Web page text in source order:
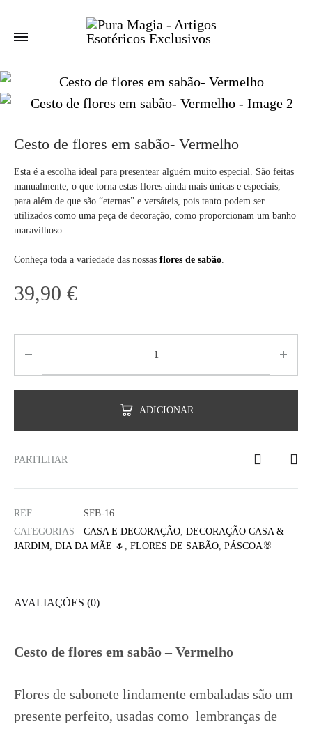
Cesto de flores em sabão- Vermelho
Esta é a escolha ideal para presentear alguém muito especial. São feitas
manualmente, o que torna estas flores ainda mais únicas e especiais,
para além de que são “eternas” e versáteis, pois tanto podem ser
utilizados como uma peça de decoração, como proporcionam um banho
maravilhoso.
Conheça toda a variedade das nossas flores de sabão.
39,90 €
ADICIONAR
PARTILHAR
REF
SFB-16
CATEGORIAS
CASA E DECORAÇÃO, DECORAÇÃO CASA &
JARDIM, DIA DA MÃE 🌷 , FLORES DE SABÃO, PÁSCOA🐰
AVALIAÇÕES (0)
Cesto de flores em sabão – Vermelho
Flores de sabonete lindamente embaladas são um
presente perfeito, usadas como lembranças de